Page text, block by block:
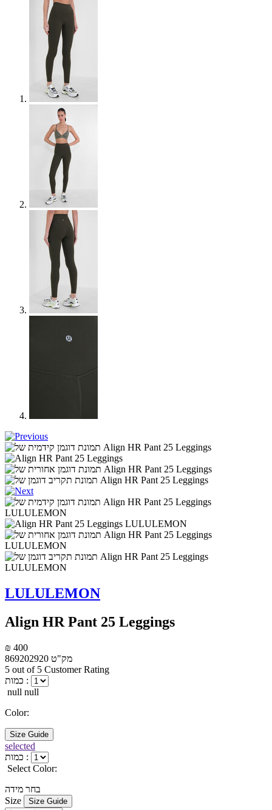
LULULEMON
Align HR Pant 25 Leggings
₪ 400
מק"ט 869202920
5 out of 5 Customer Rating
כמות :
null null
Color:
Size Guide
selected
כמות :
Select Color:
בחר מידה
Size
Size Guide